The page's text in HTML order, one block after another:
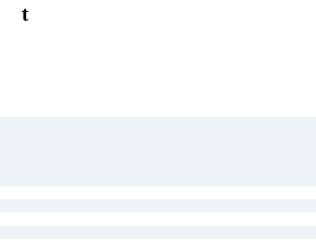
toparlandı